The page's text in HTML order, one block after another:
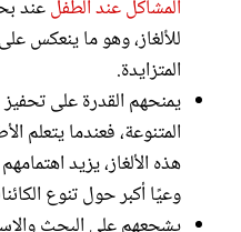
المشاكل عند الطفلعند
للألغاز، وهو ما ينعكس
المتزايدة.
يمنحهم القدرة على تحفيز
المتنوعة، فعندما يتعلم
هذه الألغاز، يزيد
وعيًا أكبر حول تنوع